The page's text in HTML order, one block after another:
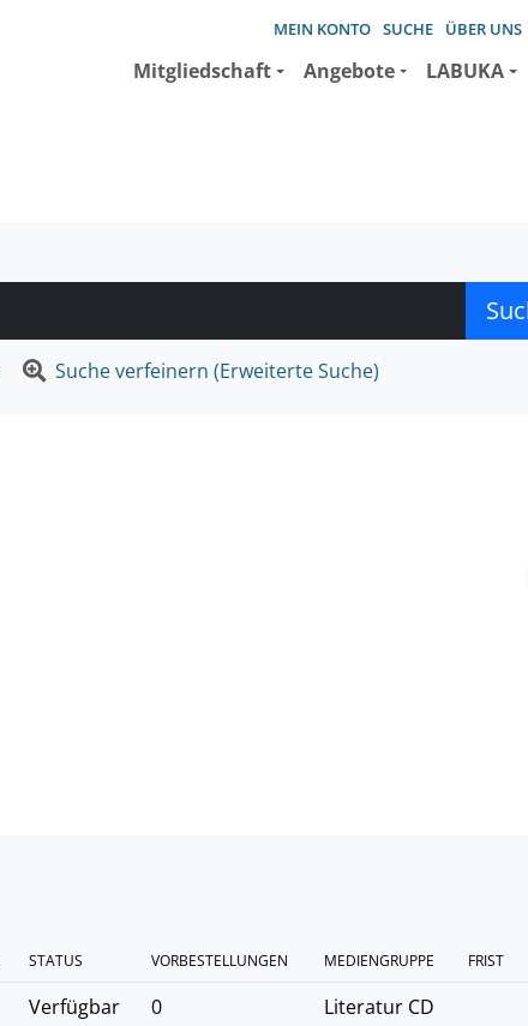
MEIN KONTO SUCHE ÜBER UNS
Mitgliedschaft Angebote LABUKA
Suche verfeinern (Erweiterte Suche)
STATUS VORBESTELLUNGEN MEDIENGRUPPE FRIST
Verfügbar 0 Literatur CD